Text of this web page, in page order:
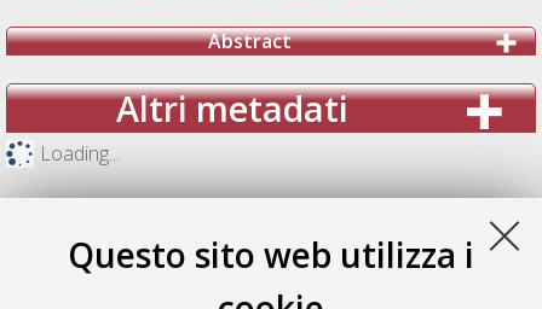
Questo sito web utilizza i
Abstract
Altri metadati
Loading...